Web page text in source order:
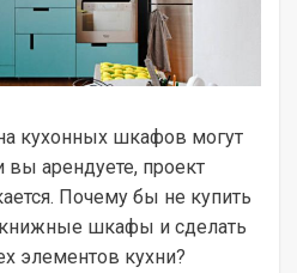
кухонных шкафов могут
арендуете, проект
Почему бы не купить
шкафы и сделать
элементов кухни?